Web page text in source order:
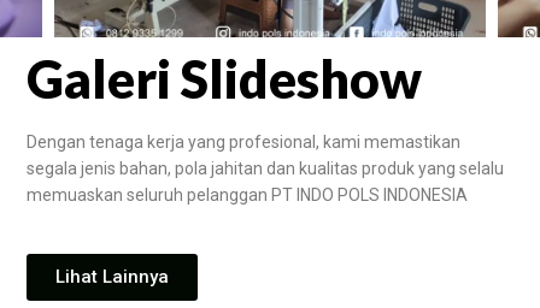
Galeri Slideshow
Dengan tenaga kerja yang profesional, kami memastikan
segala jenis bahan, pola jahitan dan kualitas produk yang selalu
memuaskan seluruh pelanggan PT INDO POLS INDONESIA
Lihat Lainnya